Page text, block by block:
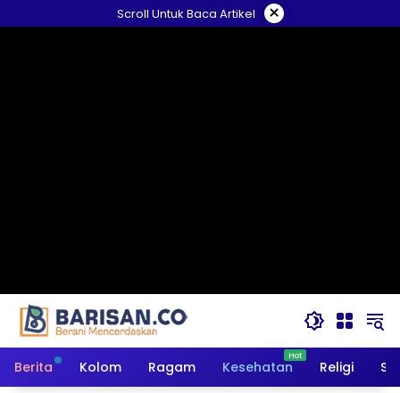
ke
Scroll Untuk Baca Artikel ×
Berita Kolom Ragam Kesehatan Religi